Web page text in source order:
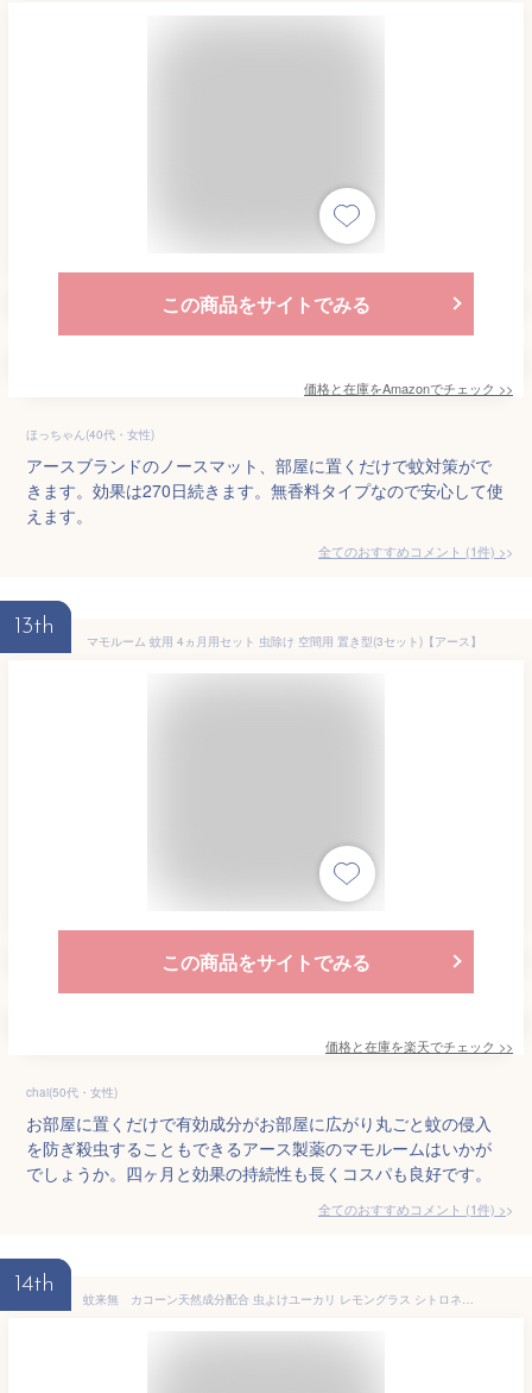
この商品をサイトでみる
価格と在庫をAmazonでチェック >>
ほっちゃん(40代・女性)
アースブランドのノースマット、部屋に置くだけで蚊対策がで
きます。効果は270日続きます。無香料タイプなので安心して使
えます。
全てのおすすめコメント (1件) >
13th
マモルーム 蚊用 4ヵ月用セット 虫除け 空間用 置き型(3セット)【アース】
この商品をサイトでみる
価格と在庫を楽天でチェック >>
chai(50代・女性)
お部屋に置くだけで有効成分がお部屋に広がり丸ごと蚊の侵入
を防ぎ殺虫することもできるアース製薬のマモルームはいかが
でしょうか。四ヶ月と効果の持続性も長くコスパも良好です。
全てのおすすめコメント (1件) >
14th
蚊来無 カコーン天然成分配合 虫よけユーカリ レモングラス シトロネラ 精油配合